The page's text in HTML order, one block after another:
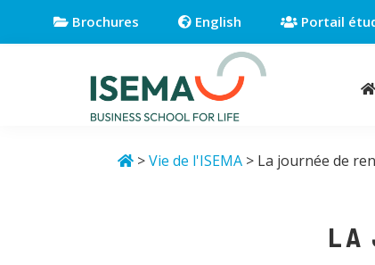
Brochures English Portail
school >Vie de l'ISEMA > La journée de
LA